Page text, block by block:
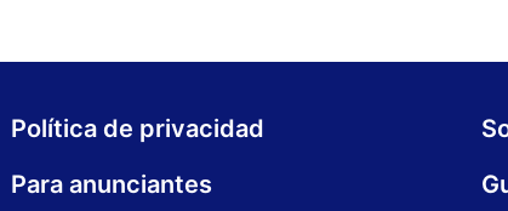
Política de privacidad
Para anunciantes